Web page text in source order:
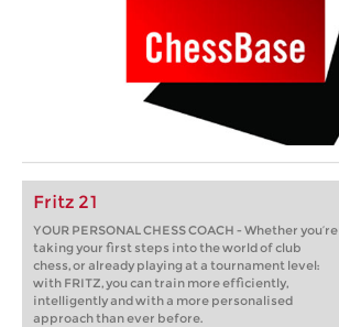
Fritz 21
YOUR PERSONAL CHESS COACH - Whether you’re
taking your first steps into the world of club
chess, or already playing at a tournament level:
with FRITZ, you can train more efficiently,
intelligently and with a more personalised
approach than ever before.